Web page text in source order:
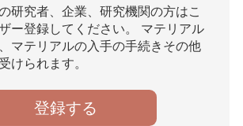
研究者、企業、研究機関の方はこ
ー登録してください。 マテリアル
マテリアルの入手の手続きその他
けられます。
登録する